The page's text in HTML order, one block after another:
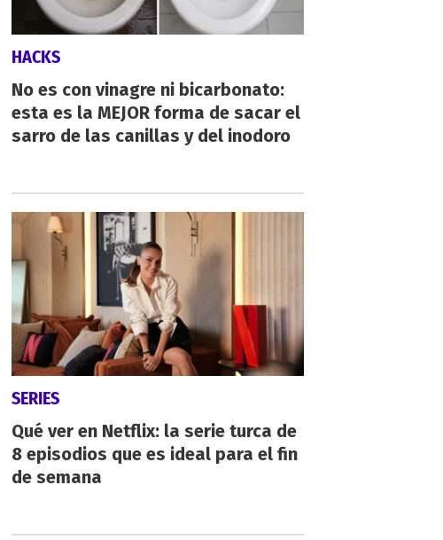
HACKS
No es con vinagre ni bicarbonato:
esta es la MEJOR forma de sacar el
sarro de las canillas y del inodoro
SERIES
Qué ver en Netflix: la serie turca de
8 episodios que es ideal para el fin
de semana